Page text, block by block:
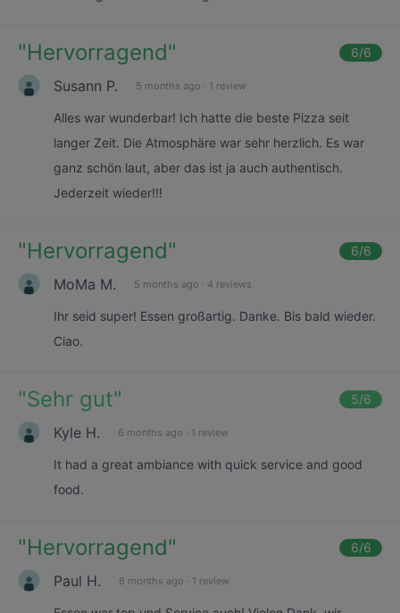
"Hervorragend" 6/6
Susann P. 5 months ago · 1 review
Alles war wunderbar! Ich hatte die beste Pizza seit
langer Zeit. Die Atmosphäre war sehr herzlich. Es war
ganz schön laut, aber das ist ja auch authentisch.
Jederzeit wieder!!!
"Hervorragend" 6/6
MoMa M. 5 months ago · 4 reviews
Ihr seid super! Essen großartig. Danke. Bis bald wieder.
Ciao.
"Sehr gut" 5/6
Kyle H. 6 months ago · 1 review
It had a great ambiance with quick service and good
food.
"Hervorragend" 6/6
Paul H. 6 months ago · 1 review